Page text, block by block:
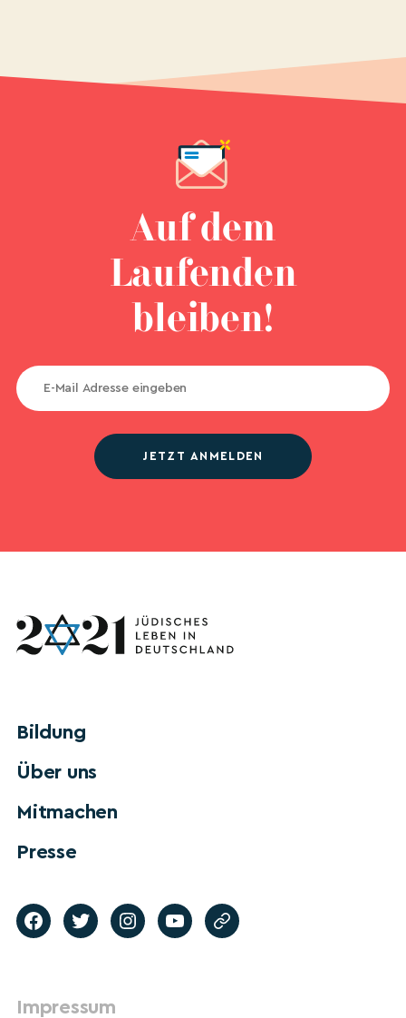
Auf dem
Laufenden
bleiben!
JETZT ANMELDEN
Bildung
Über uns
Mitmachen
Presse
Impressum